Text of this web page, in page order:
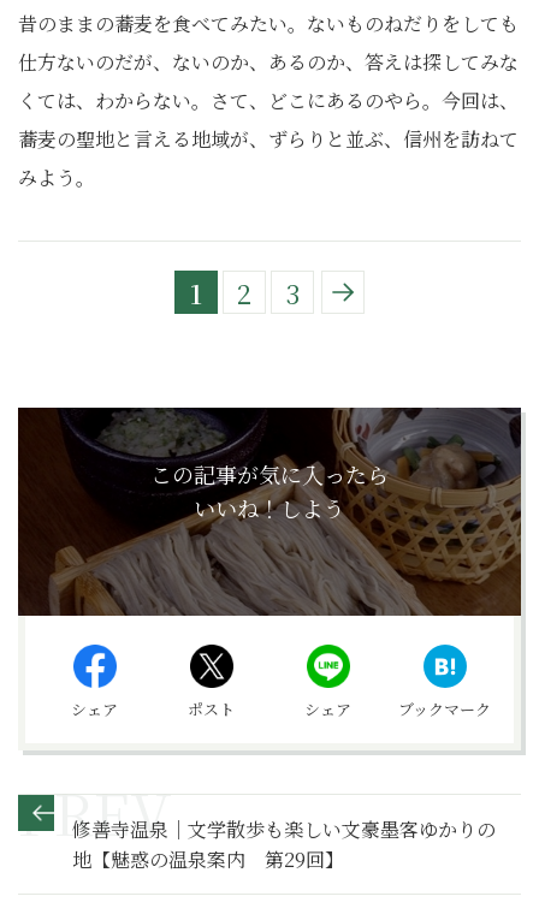
昔のままの蕎麦を食べてみたい。ないものねだりをしても
仕方ないのだが、ないのか、あるのか、答えは探してみな
くては、わからない。さて、どこにあるのやら。今回は、
蕎麦の聖地と言える地域が、ずらりと並ぶ、信州を訪ねて
みよう。
1 2 3
この記事が気に入ったら
いいね！しよう
シェア ポスト シェア ブックマーク
修善寺温泉｜文学散歩も楽しい文豪墨客ゆかりの
地【魅惑の温泉案内 第29回】